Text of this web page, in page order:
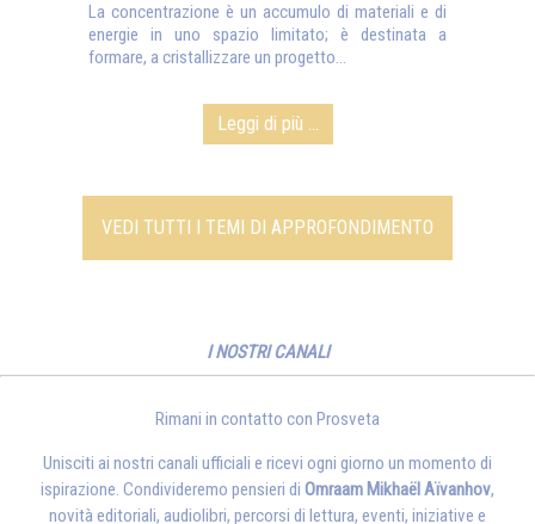
La concentrazione è un accumulo di materiali e di
energie in uno spazio limitato; è destinata a
formare, a cristallizzare un progetto...
Leggi di più ...
VEDI TUTTI I TEMI DI APPROFONDIMENTO
I NOSTRI CANALI
Rimani in contatto con Prosveta
Unisciti ai nostri canali ufficiali e ricevi ogni giorno un momento di
ispirazione. Condivideremo pensieri di Omraam Mikhaël Aïvanhov,
novità editoriali, audiolibri, percorsi di lettura, eventi, iniziative e